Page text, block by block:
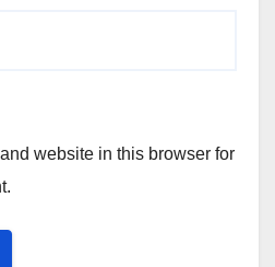
website in this browser for